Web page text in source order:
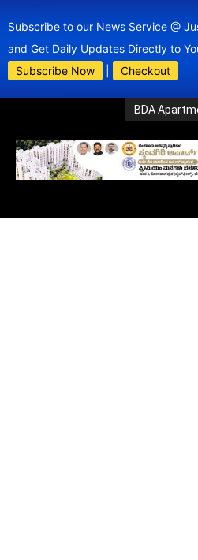
Subscribe to our News Service @
and Get Daily Updates Directly to
Subscribe Now
Checkout
BDA